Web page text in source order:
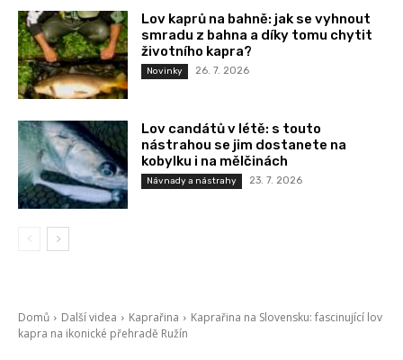
Lov kaprů na bahně: jak se vyhnout
smradu z bahna a díky tomu chytit
životního kapra?
Novinky 26. 7. 2026
Lov candátů v létě: s touto
nástrahou se jim dostanete na
kobylku i na mělčinách
Návnady a nástrahy 23. 7. 2026